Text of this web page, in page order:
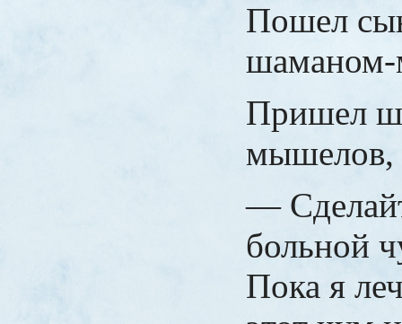
Пошел
Пришел
мышелов,
—
больной
Пока я